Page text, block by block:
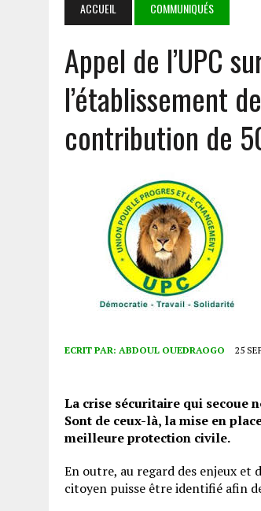
PARTENARIAT SOLIDE ET PORTEUR D’ESPOIR
3 AOÛT 2026
TRANSPORT AÉRIEN : LES
1 AOÛT 2026
| E-VERBALISATION À
5 AOÛT 2026
| GOULMOU : LA BVDP
ACCUEIL COMMUNIQUÉS
Appel de l’UPC
l’établissement
contribution de
ECRIT PAR: ABDOUL OUEDRAOGO 25
La crise sécuritaire qui secoue
Sont de ceux-là, la mise en
meilleure protection civile.
En outre, au regard des enjeux
citoyen puisse être identifié afin